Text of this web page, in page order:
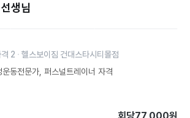
생님
2
헬스보이짐 건대스타시티몰점
동전문가, 퍼스널트레이너 자격